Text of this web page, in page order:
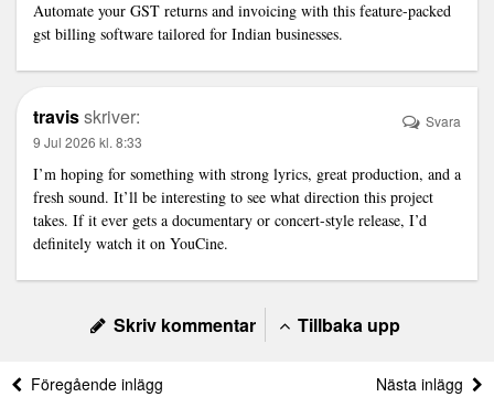
Automate your GST returns and invoicing with this feature-packed
gst billing software tailored for Indian businesses.
travisskriver:
9 Jul 2026 kl. 8:33
I’m hoping for something with strong lyrics, great production, and a
fresh sound. It’ll be interesting to see what direction this project
takes. If it ever gets a documentary or concert-style release, I’d
definitely watch it on YouCine.
Svara
Skriv kommentar Tillbaka upp
Föregående inlägg Nästa inlägg